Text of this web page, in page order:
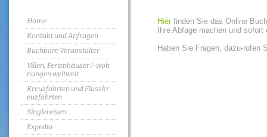
Home
Kontakt und Anfragen
Buchbare Veranstalter
Villen, Ferienhäuser /-woh
nungen weltweit
Kreuzfahrten und Flusskr
euzfahrten
Singlereisen
Expedia
Hier finden Sie das Online
Ihre Abfage machen und
Haben Sie Fragen, dazu-rufen